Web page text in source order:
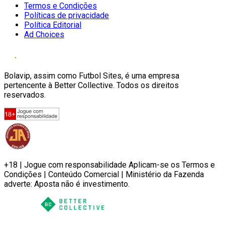
Termos e Condições
Políticas de privacidade
Política Editorial
Ad Choices
Bolavip, assim como Futbol Sites, é uma empresa
pertencente à Better Collective. Todos os direitos
reservados.
+18 | Jogue com responsabilidade Aplicam-se os Termos e
Condições | Conteúdo Comercial | Ministério da Fazenda
adverte: Aposta não é investimento.